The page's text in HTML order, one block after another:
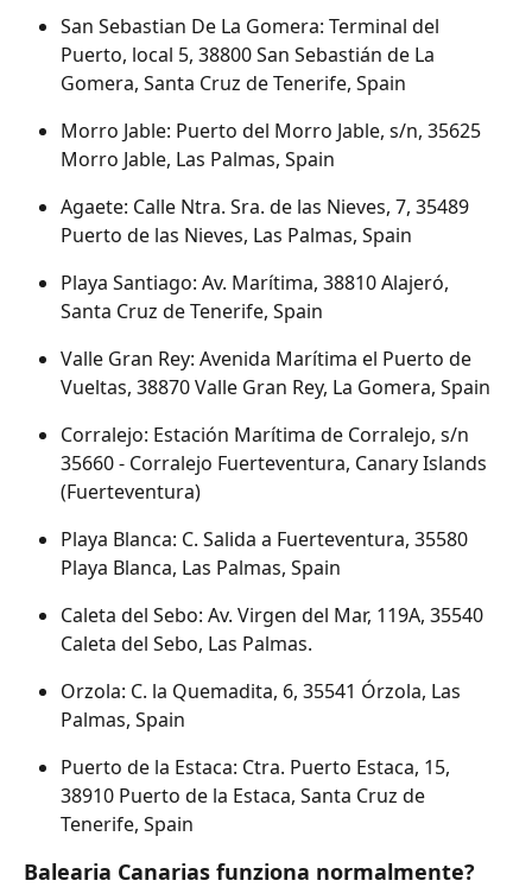
San Sebastian De La Gomera: Terminal del
Puerto, local 5, 38800 San Sebastián de La
Gomera, Santa Cruz de Tenerife, Spain
Morro Jable: Puerto del Morro Jable, s/n, 35625
Morro Jable, Las Palmas, Spain
Agaete: Calle Ntra. Sra. de las Nieves, 7, 35489
Puerto de las Nieves, Las Palmas, Spain
Playa Santiago: Av. Marítima, 38810 Alajeró,
Santa Cruz de Tenerife, Spain
Valle Gran Rey: Avenida Marítima el Puerto de
Vueltas, 38870 Valle Gran Rey, La Gomera, Spain
Corralejo: Estación Marítima de Corralejo, s/n
35660 - Corralejo Fuerteventura, Canary Islands
(Fuerteventura)
Playa Blanca: C. Salida a Fuerteventura, 35580
Playa Blanca, Las Palmas, Spain
Caleta del Sebo: Av. Virgen del Mar, 119A, 35540
Caleta del Sebo, Las Palmas.
Orzola: C. la Quemadita, 6, 35541 Órzola, Las
Palmas, Spain
Puerto de la Estaca: Ctra. Puerto Estaca, 15,
38910 Puerto de la Estaca, Santa Cruz de
Tenerife, Spain
Balearia Canarias funziona normalmente?